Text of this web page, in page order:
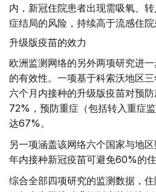
内，新冠住院患者出现需吸氧、
症结局的风险，持续高于流感住院
升级版疫苗的效力
欧洲监测网络的另外两项研究进
的有效性。一项基于科索沃地区
六个月内接种的升级版疫苗对预
72%，预防重症（包括转入重症
达67%。
另一项涵盖该网络六个国家与地
年内接种新冠疫苗可避免60%的住
综合全部四项研究的监测数据，